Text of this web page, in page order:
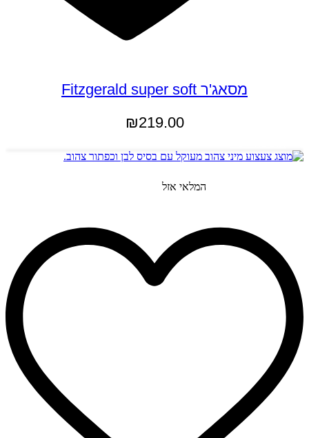
מסאג'ר Fitzgerald super soft
₪219.00
המלאי אזל